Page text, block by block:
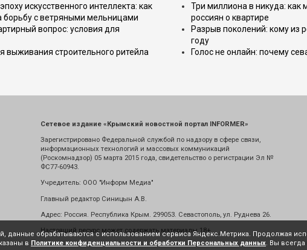
искусственного интеллекта: как
борьбу с ветряными мельницами
вопрос: условия для
выживания строительного ритейла
Три миллиона в никуда:
россиян о квартире
Разрыв поколений: кому из
году
Голос не онлайн: почему
Сетевое издание «Крымский новостной портал INFORMER»
Зарегистрировано Федеральной службой по надзору в сфере связи,
информационных технологий и массовых коммуникаций
(Роскомнадзор) 05 марта 2015 года, свидетельство о регистрации Эл №
ФС77-60943.
Учредитель: ООО "Информ Медиа"
Главный редактор Синицын А.В.
Адрес: Россия. Республика Крым. 299053. Севастополь, ул. Руднева 26.
Настоящий ресурс может содержать материалы 18+
данные обрабатываются с использованием сервиса Яндекс.Метрика. Продолжая
в Политике конфиденциальности и обработки Персональных данных. Вы